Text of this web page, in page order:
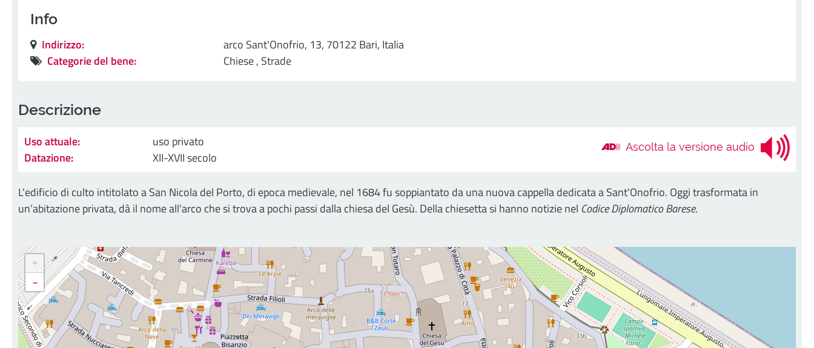
Info
Indirizzo:
arco Sant'Onofrio, 13, 70122 Bari, Italia
Categorie del bene:
Chiese , Strade
Descrizione
Uso attuale:
uso privato
Datazione:
XII-XVII secolo
Ascolta la versione audio
L'edificio di culto intitolato a San Nicola del Porto, di epoca medievale, nel 1684 fu soppiantato da una nuova cappella dedicata a Sant'Onofrio. Oggi trasformata in
un’abitazione privata, dà il nome all'arco che si trova a pochi passi dalla chiesa del Gesù. Della chiesetta si hanno notizie nel Codice Diplomatico Barese.
+
-